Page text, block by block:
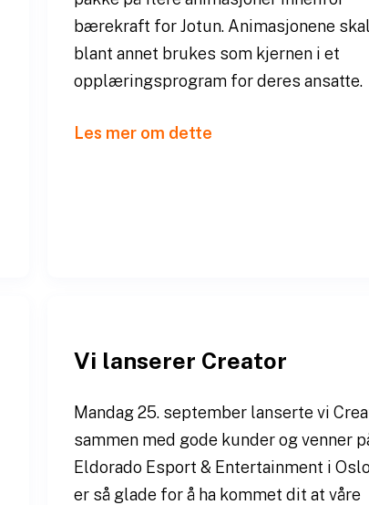
bærekraft for Jotun. Animasjonene skal
blant annet brukes som kjernen i et
opplæringsprogram for deres ansatte.
Les mer om dette
Vi lanserer Creator
Mandag 25. september lanserte vi
sammen med gode kunder og venner
Eldorado Esport & Entertainment i
er så glade for å ha kommet dit at våre